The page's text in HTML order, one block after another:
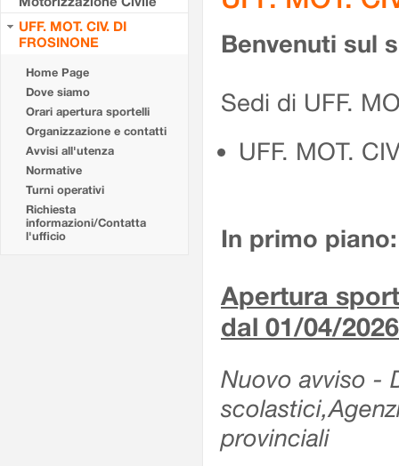
UFF. MOT. CIV. DI
FROSINONE
Home Page
Dove siamo
Orari apertura sportelli
Organizzazione e contatti
Avvisi all'utenza
Normative
Turni operativi
Richiesta
informazioni/Contatta
l'ufficio
Benvenuti sul
Sedi di UFF.
UFF. MOT.
In primo piano:
Apertura
dal 01/04/2026
Nuovo avviso -
provinciali